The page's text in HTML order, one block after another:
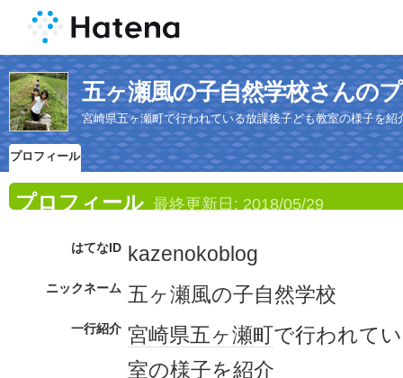
五ヶ瀬風の子自然学校さんの
宮崎県五ヶ瀬町で行われている放課後子ども教室の様子を紹
プロフィール
プロフィール 最終更新日: 2018/05/29
はてなID kazenokoblog
ニックネーム 五ヶ瀬風の子自然学校
一行紹介 宮崎県五ヶ瀬町で行われて
室の様子を紹介